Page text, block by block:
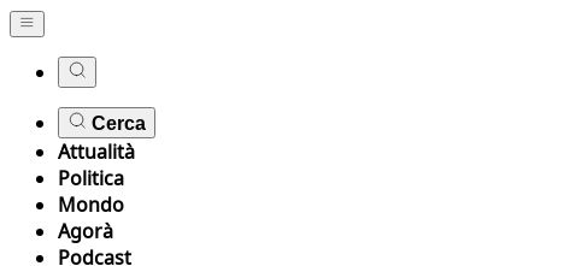
Cerca
Attualità
Politica
Mondo
Agorà
Podcast